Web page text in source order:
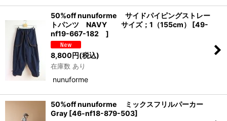
50%off nunuforme サイドパイピングストレー
トパンツ NAVY サイズ；1（155cm）
[49-
nf19-667-182 ]
8,800 円(税込)
在庫数 あり
nunuforme
50%off nunuforme ミックスフリルパーカー
Gray [46-nf18-879-503]